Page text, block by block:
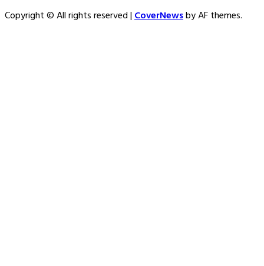
Copyright © All rights reserved|CoverNewsby AF themes.